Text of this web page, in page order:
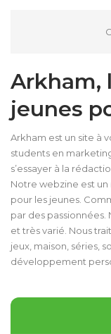
Arkham,
jeunes
Arkham est un site à
students en
s’essayer à la
Notre webzine est
pour les jeunes.
par des
et très varié. Nous
jeux, maison, séries,
développement